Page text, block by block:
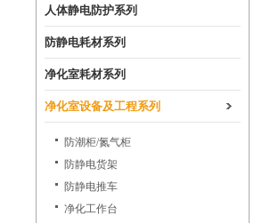
人体静电防护系列
防静电耗材系列
净化室耗材系列
净化室设备及工程系列
防潮柜/氮气柜
防静电货架
防静电推车
净化工作台